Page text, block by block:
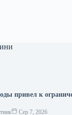
привел к
Сер 7, 2026